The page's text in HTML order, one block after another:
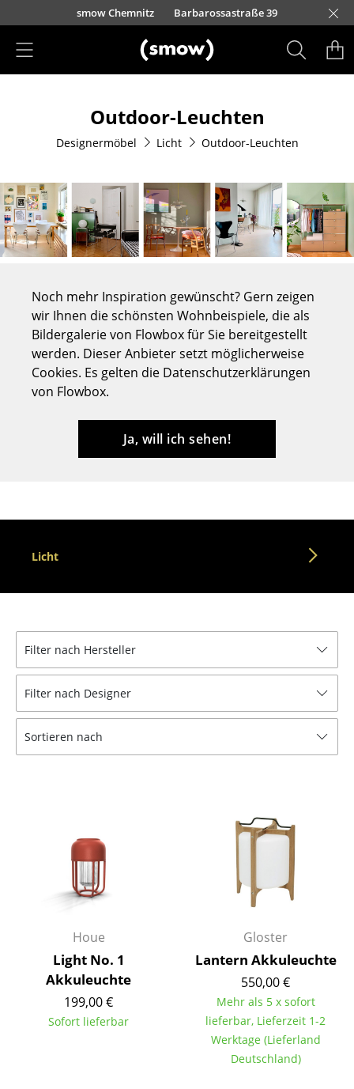
Direkt zum Inhalt
100
smow Chemnitz Barbarossastraße 39smow Düsseldorf
smow Essen
smow Frankfurt
smow Freiburg
smow Hamburg
smow Hannover
smow Kempten
smow Köln
smow Konstanz
smow Leipzig
smow Solothurn
smow Mainz
smow München
smow Nürnberg
smow Schwarzwald
smow Stuttgart
Esszimmerstühle
Sofas
Sessel
Loungesessel
Freischwinger
Barhocker
Hocker
Bürodrehstühle
Konferenzstühle
Bürosessel
... alle Sitzmöbel
Tische
Schreibtische
Sekretäre & PC-Tische
Stehtische & Stehpulte
Kindertische
Gartentische
Outdoor-Leuchten
Designermöbel Licht Outdoor-Leuchten
Noch mehr Inspiration gewünscht? Gern zeigen
wir Ihnen die schönsten Wohnbeispiele, die als
Bildergalerie von Flowbox für Sie bereitgestellt
werden. Dieser Anbieter setzt möglicherweise
Cookies. Es gelten die Datenschutzerklärungen
von Flowbox.
Ja, will ich sehen!
Licht
Filter nach Hersteller
Filter nach Designer
Sortieren nach
Houe
Light No. 1
Akkuleuchte
199,00 €
Sofort lieferbar
Gloster
Lantern Akkuleuchte
550,00 €
Mehr als 5 x sofort
lieferbar, Lieferzeit 1-2
Werktage (Lieferland
Deutschland)